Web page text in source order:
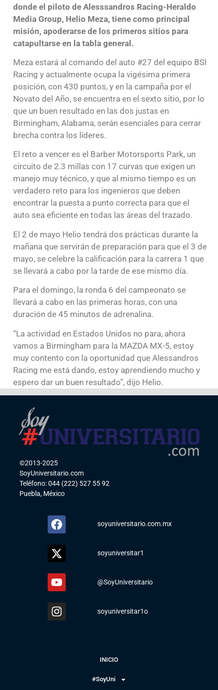
donde el piloto de Alesssandros Racing-Heraldo
Media Group, Helio Meza, tiene como principal
misión, apoderarse de los primeros sitios para
catapultarse en la tabla general.
Meza estará al comando del auto #27 del equipo BSI
Racing y actualmente ocupa la vigésima primera
posición, con 430 puntos, y en la campaña por el
Novato del Año, se encuentra en el sexto sitio, por lo
que un buen resultado en las dos justas en
Birmingham, Alabama, serán esenciales para cerrar
brecha contra los líderes.
El reto a vencer es el Barber Motorsports Park, un
circuito de 2.3 millas con 17 curvas que exigen un
manejo muy técnico, y que al mismo tiempo es un
verdadero reto para los ingenieros que deben
encontrar la puesta a punto correcta para que el
auto sea eficiente en todas las áreas del trazado.
El 2 de mayo Helio tendrá dos prácticas durante la
mañana que servirán de preparación para que el 3 de
mayo, se celebre la calificación para la carrera 1 que
se llevará a cabo por la tarde de ese mismo día.
Para el domingo, la ronda 6 del campeonato se
llevará a cabo en las primeras horas, con una
duración de 45 minutos de adrenalina.
“La actividad en Estados Unidos no para, ahora
vamos a Birmingham para la MAZDA MX-5, estoy
muy contento con la oportunidad que Alessandros
Racing me está dando, estoy aprendiendo mucho y
espero dar un buen resultado”, dijo Helio.
©2013-2025
SoyUniversitario.com
Teléfono: 044 (222) 527 55 92
Puebla, México
soyuniversitario.com.mx
soyuniversitar1
@SoyUniversitario
soyuniversitar1o
INICIO
#SoyUni